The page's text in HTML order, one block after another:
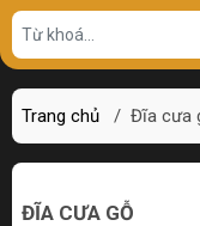
Trang chủ / Đĩa cưa
ĐĨA CƯA GỖ